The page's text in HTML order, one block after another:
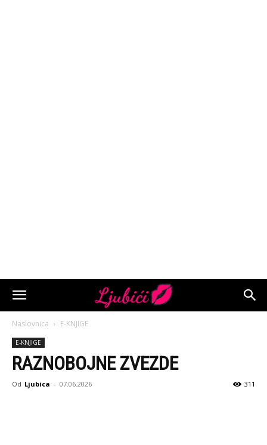
Naslovnica E-KNJIGE
E-KNJIGE
RAZNOBOJNE ZVEZDE
Od Ljubica - 07.06.2026 311